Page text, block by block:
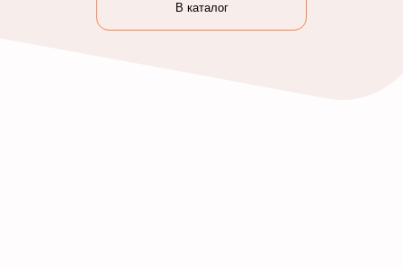
В каталог